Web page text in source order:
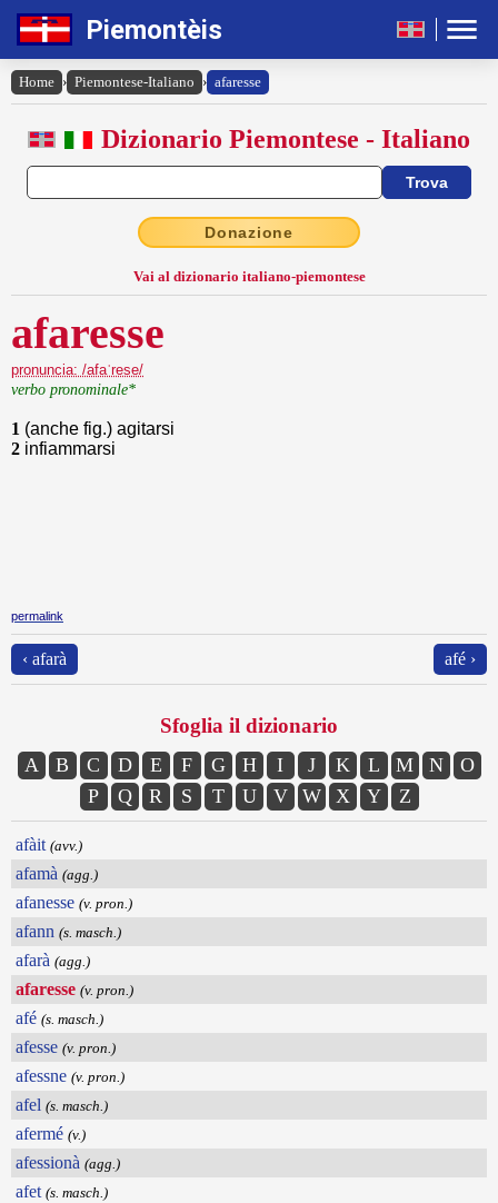
Piemontèis
Home › Piemontese-Italiano › afaresse
Dizionario Piemontese - Italiano
Donazione
Vai al dizionario italiano-piemontese
afaresse
pronuncia: /afaˈrese/
verbo pronominale*
1 (anche fig.) agitarsi
2 infiammarsi
permalink
‹ afarà afé ›
Sfoglia il dizionario
A B C D E F G H I J K L M N
O
P
Q R S T U V W X Y Z
afàit (avv.)
afamà (agg.)
afanesse (v. pron.)
afann (s. masch.)
afarà (agg.)
afaresse (v. pron.)
afé (s. masch.)
afesse (v. pron.)
afessne (v. pron.)
afel (s. masch.)
afermé (v.)
afessionà (agg.)
afet (s. masch.)